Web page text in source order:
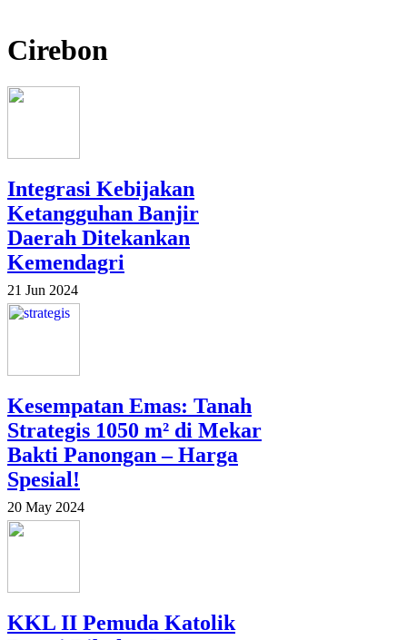
Cirebon
Integrasi Kebijakan
Ketangguhan Banjir
Daerah Ditekankan
Kemendagri
21 Jun 2024
Kesempatan Emas: Tanah
Strategis 1050 m² di Mekar
Bakti Panongan – Harga
Spesial!
20 May 2024
KKL II Pemuda Katolik